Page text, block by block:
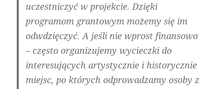
uczestniczyć w projekcie. Dzięki
programom grantowym możemy się im
odwdzięczyć. A jeśli nie wprost finansowo
– często organizujemy wycieczki do
interesujących artystycznie i historycznie
miejsc, po których odprowadzamy osoby z